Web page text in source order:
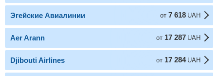
Эгейские Авиалинии от 7 618 UAH
Aer Arann от 17 287 UAH
Djibouti Airlines от 17 284 UAH